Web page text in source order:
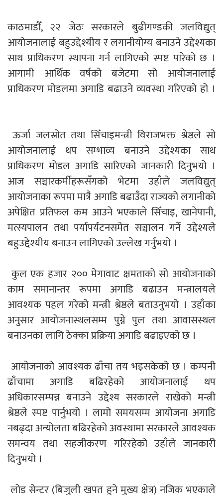
काठमाडौँ, २२ जेठः सरकारले बुढीगण्डकी जलविद्युत्
आयोजनालाई बहुउद्देश्यीय र लगानीयोग्य बनाउने उद्देश्यका
साथ प्राधिकरण स्थापना गर्न लागिएको स्पष्ट पारेको छ ।
आगामी आर्थिक वर्षको बजेटमा सो आयोजनालाई
प्राधिकरण मोडलमा अगाडि बढाउने व्यवस्था गरिएको हो ।
ऊर्जा जलस्रोत तथा सिँचाइमन्त्री विराजभक्त श्रेष्ठले सो
आयोजनालाई थप सम्भाव्य बनाउने उद्देश्यका साथ
प्राधिकरण मोडल अगाडि सारिएको जानकारी दिनुभयो ।
आज सञ्चारकर्मीहरूसँगको भेटमा उहाँले जलविद्युत्
आयोजनाका रूपमा मात्रै अगाडि बढाउँदा राज्यको लगानीको
अपेक्षित प्रतिफल कम आउने भएकाले सिँचाइ, खानेपानी,
मत्स्यपालन तथा पर्यापर्यटनसमेत सञ्चालन गर्ने उद्देश्यले
बहुउद्देश्यीय बनाउन लागिएको उल्लेख गर्नुभयो ।
कुल एक हजार २०० मेगावाट क्षमताको सो आयोजनाको
काम समानान्तर रूपमा अगाडि बढाउन मन्त्रालयले
आवश्यक पहल गरेको मन्त्री श्रेष्ठले बताउनुभयो । उहाँका
अनुसार आयोजनास्थलसम्म पुग्ने पुल तथा आवासस्थल
बनाउनका लागि ठेक्का प्रक्रिया अगाडि बढाइएको छ ।
आयोजनाको आवश्यक ढाँचा तय भइसकेको छ । कम्पनी
ढाँचामा अगाडि बढिरहेको आयोजनालाई थप
अधिकारसम्पन्न बनाउने उद्देश्य सरकारले राखेको मन्त्री
श्रेष्ठले स्पष्ट पार्नुभयो । लामो समयसम्म आयोजना अगाडि
नबढ्दा अन्योलता बढिरहेको अवस्थामा सरकारले आवश्यक
समन्वय तथा सहजीकरण गरिरहेको उहाँले जानकारी
दिनुभयो ।
लोड सेन्टर (बिजुली खपत हुने मुख्य क्षेत्र) नजिक भएकाले